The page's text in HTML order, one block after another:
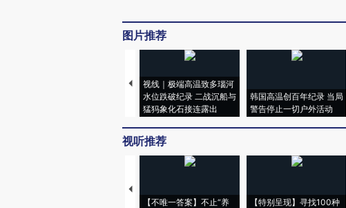
图片推荐
视线｜极端高温致多瑙河
水位跌破纪录 二战沉船与
猛犸象化石接连露出
韩国高温创百年纪录 当局
警告停止一切户外活动
视听推荐
【不唯一答案】不止“养
【特别呈现】寻找100种